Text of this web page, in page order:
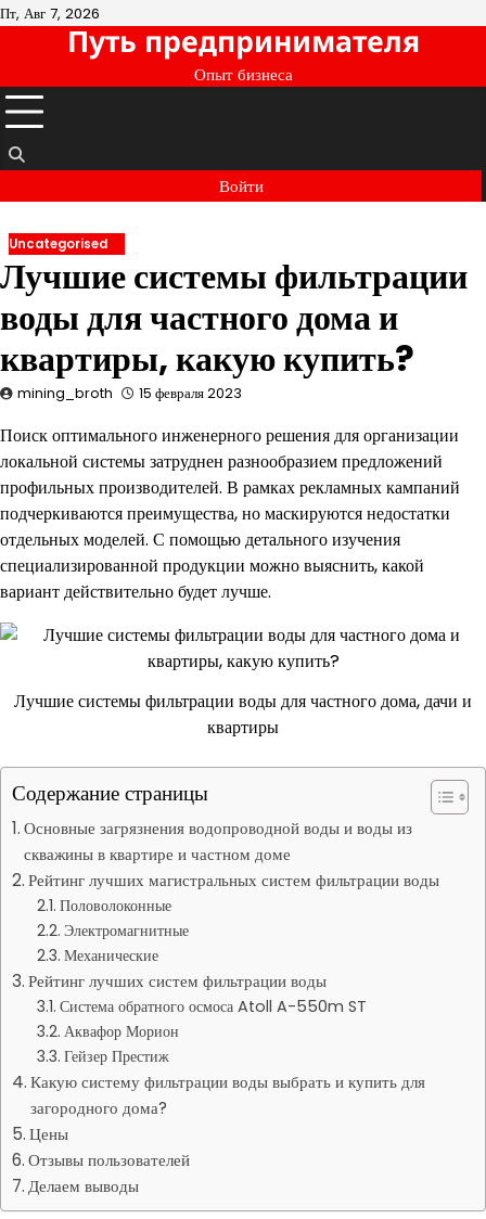
Перейти
содержимому
Пт, Авг 7, 2026
Путь предпринимателя
Опыт бизнеса
Войти
Uncategorised
Лучшие системы фильтрации
воды для частного дома и
квартиры, какую купить?
mining_broth 15 февраля 2023
Поиск оптимального инженерного решения для организации
локальной системы затруднен разнообразием предложений
профильных производителей. В рамках рекламных кампаний
подчеркиваются преимущества, но маскируются недостатки
отдельных моделей. С помощью детального изучения
специализированной продукции можно выяснить, какой
вариант действительно будет лучше.
Лучшие системы фильтрации воды для частного дома, дачи и
квартиры
Содержание страницы
Основные загрязнения водопроводной воды и воды из
скважины в квартире и частном доме
Рейтинг лучших магистральных систем фильтрации воды
Половолоконные
Электромагнитные
Механические
Рейтинг лучших систем фильтрации воды
Система обратного осмоса Atoll A-550m ST
Аквафор Морион
Гейзер Престиж
Какую систему фильтрации воды выбрать и купить для
загородного дома?
Цены
Отзывы пользователей
Делаем выводы